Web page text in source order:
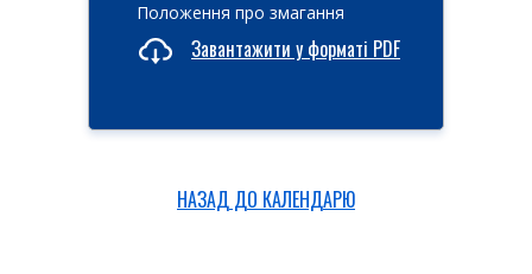
Положення про змагання
Завантажити у форматі PDF
НАЗАД ДО КАЛЕНДАРЮ